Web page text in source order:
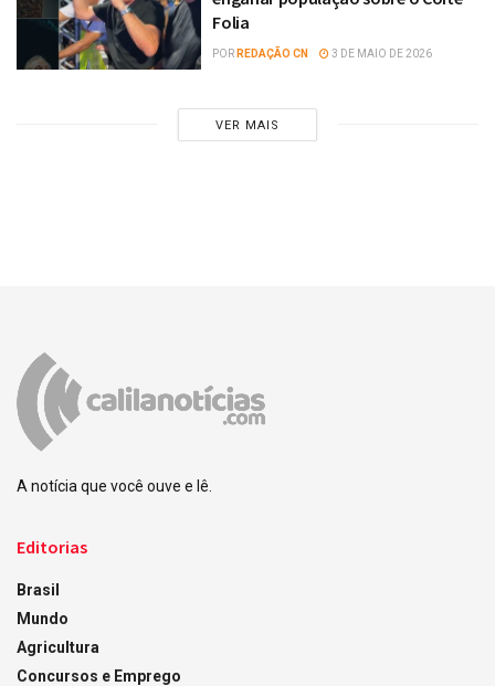
Folia
POR REDAÇÃO CN 3 DE MAIO DE 2026
VER MAIS
A notícia que você ouve e lê.
Editorias
Brasil
Mundo
Agricultura
Concursos e Emprego